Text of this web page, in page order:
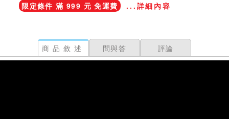
限定條件 滿 999 元 免運費
...詳細內容
商品敘述 問與答 評論